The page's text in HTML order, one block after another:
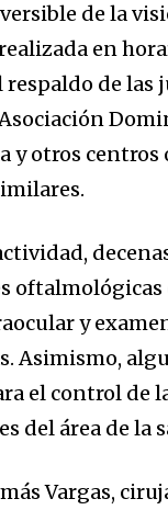
de la
en
de las
y otros
y
Asimismo,
el control de
del área de la
Vargas,